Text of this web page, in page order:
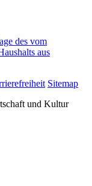
des vom
aus
Sitemap
und Kultur